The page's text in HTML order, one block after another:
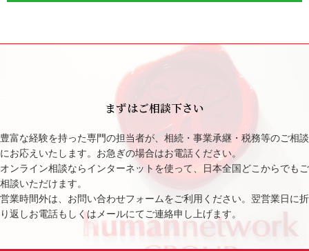
まずはご相談下さい
豊富な経験を持った専門の担当者が、相続・事業承継・税務等のご相談
にお応えいたします。お急ぎの場合はお電話ください。
オンライン相談ならインターネットを使って、日本全国どこからでもご
相談いただけます。
営業時間外は、お問い合わせフォームをご利用ください。翌営業日に折
り返しお電話もしくはメールにてご連絡申し上げます。